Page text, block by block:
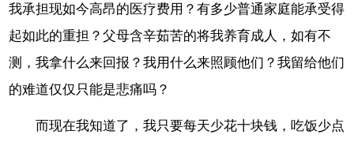
我承担现如今高昂的医疗费用？有多少普通家庭能承受得
起如此的重担？父母含辛茹苦的将我养育成人，如有不
测，我拿什么来回报？我用什么来照顾他们？我留给他们
的难道仅仅只能是悲痛吗？
而现在我知道了，我只要每天少花十块钱，吃饭少点